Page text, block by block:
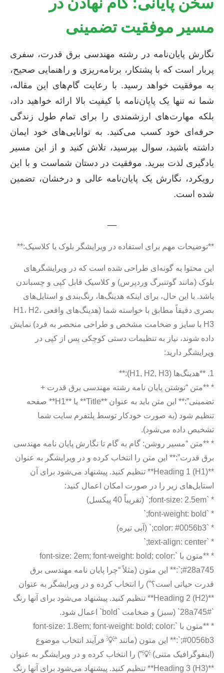
مسیر موفقیت تضمینی
نگارش پایان‌نامه در رشته مهندسی برق قدرت، سفری
پربار است که با پشتکار، برنامه‌ریزی و راهنمایی صحیح،
به موفقیت خواهد رسید. با رعایت گام‌های این مقاله،
شما نه تنها یک پایان‌نامه با کیفیت بالا ارائه خواهید داد،
بلکه مهارت‌های ارزشمندی را برای تمام طول زندگی
حرفه‌ای خود کسب می‌کنید. به توانایی‌های خود ایمان
داشته باشید، سوال بپرسید، تلاش کنید و از این مسیر
یادگیری لذت ببرید. موفقیت در دستان شماست و با این
رویکرد، نگارش یک پایان‌نامه عالی و درخشان، تضمین
شده است.
—
**توضیحات مهم برای استفاده در ویرایشگر بلوک یا کلاسیک:**
این محتوا به گونه‌ای طراحی شده است که در ویرایشگرهای
بلوک (مانند گوتنبرگ وردپرس) و کلاسیک قابل کپی و چسباندن
باشد. با این حال، برای اینکه هدینگ‌ها، رنگ‌بندی و استایل‌های
بصری دقیقاً مطابق با خواسته شما (هدینگ‌های واقعی H1، H2،
H3 با سایز و ضخامت مشخص و طراحی منحصر به فرد) نمایش
داده شوند، نیاز به تنظیمات دستی کوچکی پس از کپی در
ویرایشگر دارید:
1. **هدینگ‌ها (H1, H2, H3):**
* **متن “نوشتن پایان نامه رشته مهندسی برق قدرت +
تضمینی”:** این متن باید به عنوان **Title** یا **H1** صفحه
تنظیم شود (به صورت خودکار توسط پلتفرم سایت شما
تشخیص داده می‌شود).
* **متن “مسیر روشن: گام به گام تا نگارش پایان نامه مهندسی
برق قدرت”:** این متن را انتخاب کرده و در ویرایشگر به عنوان
**Heading 1 (H1)** تنظیم کنید. پیشنهاد می‌شود برای آن
استایل‌های زیر را در صورت امکان اعمال کنید:
* `font-size: 2.5em;` (تقریباً 40 پیکسل)
* `font-weight: bold;`
* `color: #0056b3;` (آبی تیره)
* `text-align: center;`
* **متون با `font-size: 2em; font-weight: bold; color:
#28a745;`:** این متون (مثلاً “چرا پایان نامه مهندسی برق
قدرت حیاتی است؟”) را انتخاب کرده و در ویرایشگر به عنوان
**Heading 2 (H2)** تنظیم کنید. پیشنهاد می‌شود برای آنها رنگ
`#28a745` (سبز) و ضخامت `bold` اعمال شود.
* **متون با `font-size: 1.8em; font-weight: bold; color:
#0056b3;`:** این متون (مانند “💡 فرآیند انتخاب موضوع
(اینفوگرافیک متنی) 💡”) را انتخاب کرده و در ویرایشگر به عنوان
**Heading 3 (H3)** تنظیم کنید. پیشنهاد می‌شود برای آنها رنگ